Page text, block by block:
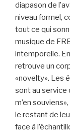
diapason de
niveau formel,
tout ce qui
musique de
intemporelle.
retrouve un
«novelty». Les
sont au service
m’en
le restant de
face à